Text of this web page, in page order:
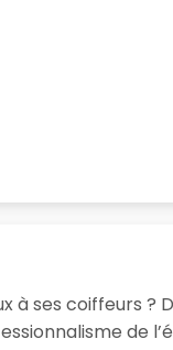
à ses coiffeurs ?
de